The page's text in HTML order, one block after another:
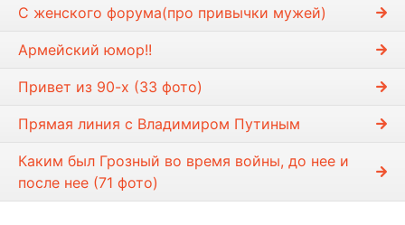
С женского форума(про привычки мужей)
Армейский юмор!!
Привет из 90-х (33 фото)
Прямая линия с Владимиром Путиным
Каким был Грозный во время войны, до нее и
после нее (71 фото)